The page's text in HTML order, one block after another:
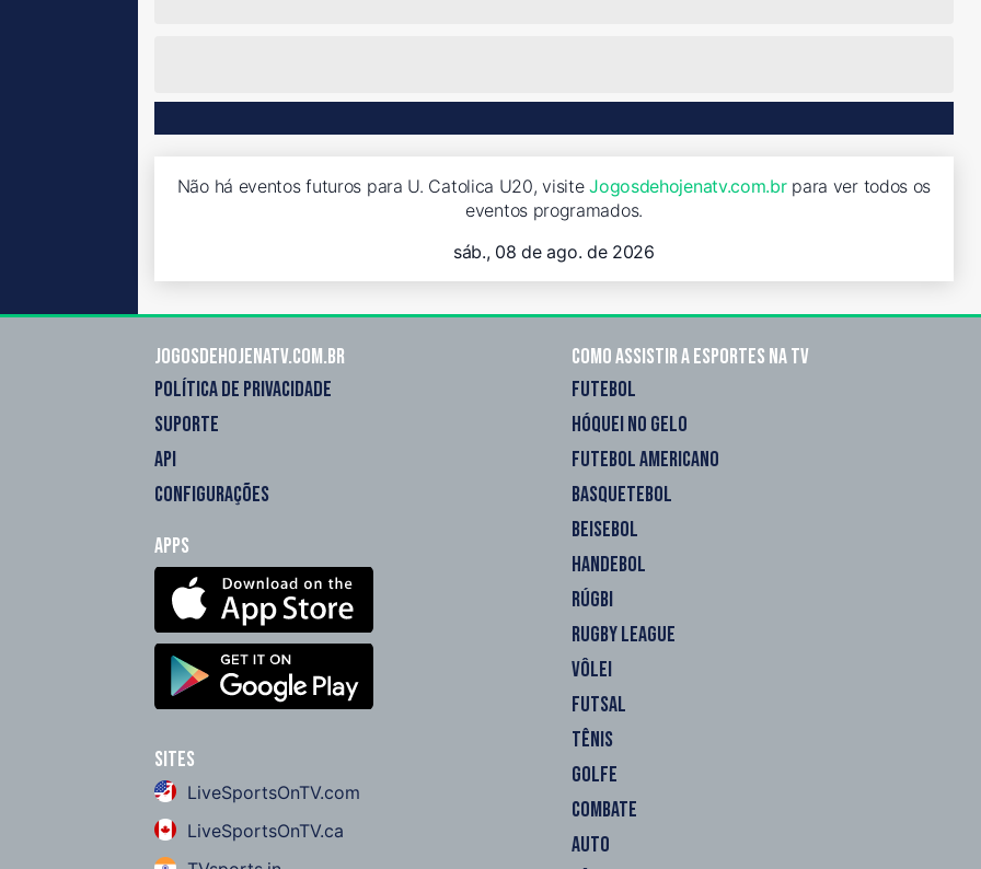
Não há eventos futuros para U. Catolica U20, visiteJogosdehojenatv.com.brpara ver todos os
eventos programados.
sáb., 08 de ago. de 2026
Jogosdehojenatv.com.br
POLÍTICA DE PRIVACIDADE
SUPORTE
API
CONFIGURAÇÕES
Apps
Sites
LiveSportsOnTV.com
LiveSportsOnTV.ca
Como assistir a esportes na TV
FUTEBOL
HÓQUEI NO GELO
FUTEBOL AMERICANO
BASQUETEBOL
BEISEBOL
HANDEBOL
RÚGBI
RUGBY LEAGUE
VÔLEI
FUTSAL
TÊNIS
GOLFE
COMBATE
AUTO